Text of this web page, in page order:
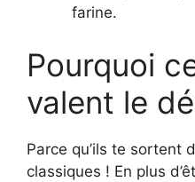
farine.
Pourquoi
valent le
Parce qu’ils te sortent
classiques ! En plus